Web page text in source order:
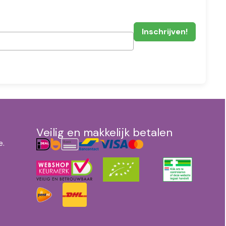
Veilig en makkelijk betalen